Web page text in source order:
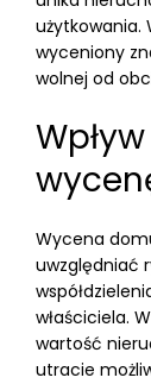
użytkowania.
wyceniony
wolnej od
Wycena
uwzględniać
właściciela.
wartość
utracie